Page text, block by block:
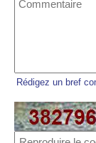
Rédigez un bref